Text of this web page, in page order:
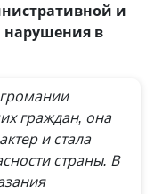
и
нарушения в
граждан, она
и стала
страны. В